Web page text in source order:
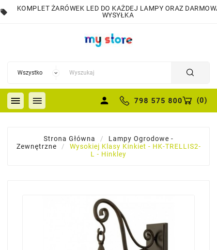
local_offer
KOMPLET ŻARÓWEK LED DO KAŻDEJ LAMPY ORAZ
WYSYŁKA
  person 798 575 800 (0)
Strona Główna
Lampy Ogrodowe -
Zewnętrzne
Wysokiej Klasy Kinkiet - HK-TRELLIS2-
L - Hinkley